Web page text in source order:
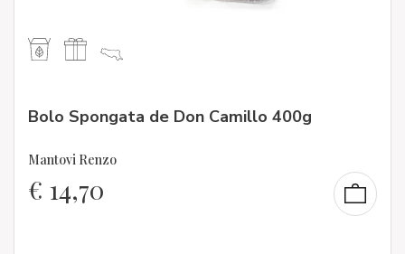
Bolo Spongata de Don Camillo 400g
Mantovi Renzo
€ 14,70